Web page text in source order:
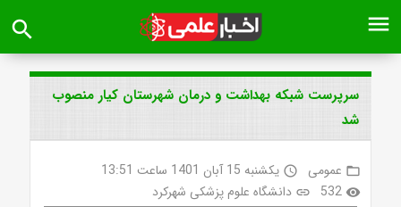
menu
search
سرپرست شبکه بهداشت و درمان شهرستان کیار منصوب
شد
folder_open عمومی access_time یکشنبه 15 آبان 1401 ساعت 13:51
visibility
532
link دانشگاه علوم پزشکی شهرکرد